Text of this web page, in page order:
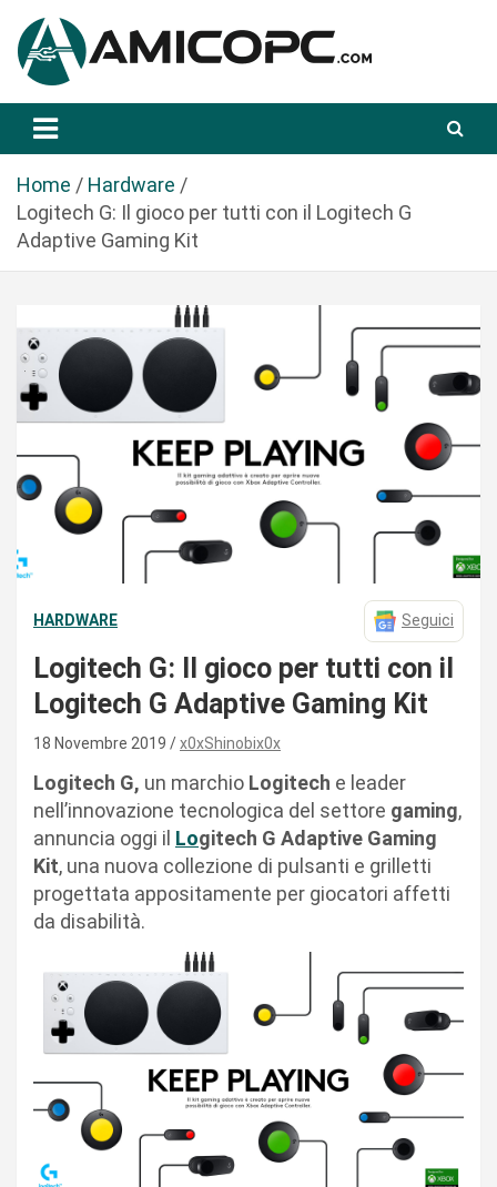
a
Amicopc.com
Home
Hardware
Logitech G: Il gioco per tutti con il Logitech G
Adaptive Gaming Kit
HARDWARE Seguici
Logitech G: Il gioco per tutti con il
Logitech G Adaptive Gaming Kit
18 Novembre 2019 x0xShinobix0x
Logitech G, un marchio Logitech e leader
nell’innovazione tecnologica del settore gaming,
annuncia oggi il Logitech G Adaptive Gaming
Kit, una nuova collezione di pulsanti e grilletti
progettata appositamente per giocatori affetti
da disabilità.